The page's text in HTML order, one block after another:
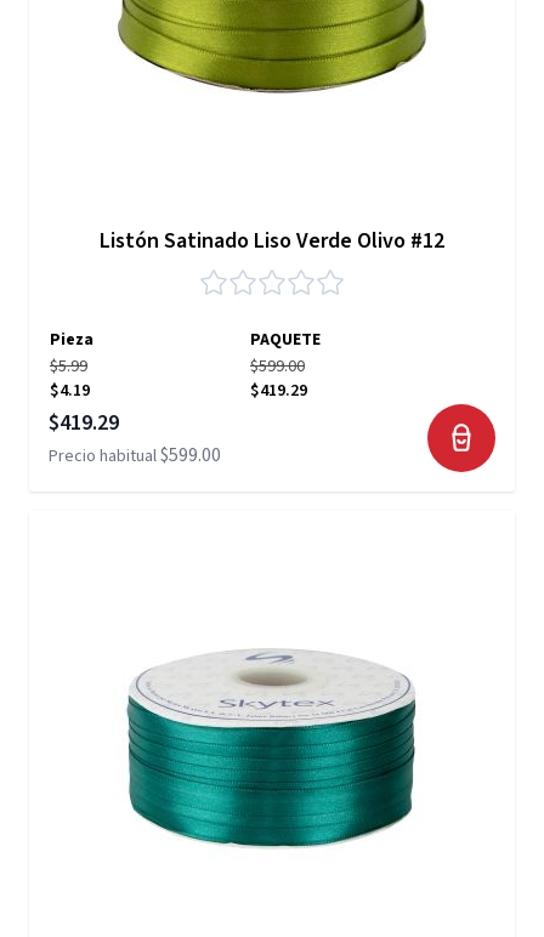
Listón Satinado Liso Verde Olivo #12
Pieza
PAQUETE
$5.99
$4.19
$599.00
$419.29
Precio especial
$419.29
Precio habitual$599.00